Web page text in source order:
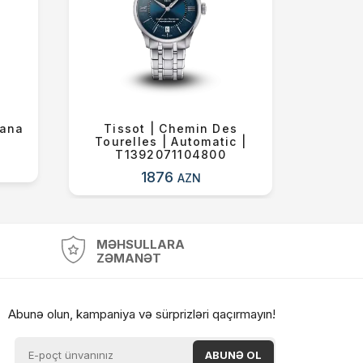
Tissot | Chemin Des
Tourelles | Automatic |
T1392071104800
1876 AZN
MƏHSULLARA
ZƏMANƏT
Abunə olun, kampaniya və sürprizləri qaçırmayın!